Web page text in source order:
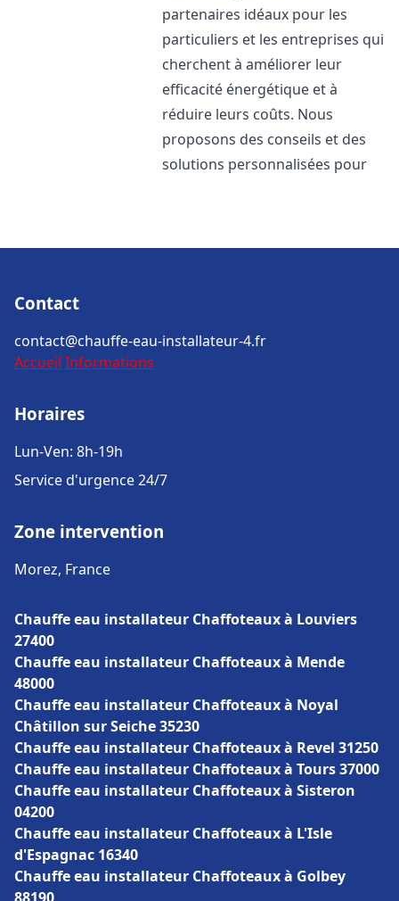
partenaires idéaux pour les
particuliers et les entreprises qui
cherchent à améliorer leur
efficacité énergétique et à
réduire leurs coûts. Nous
proposons des conseils et des
solutions personnalisées pour
Contact
contact@chauffe-eau-installateur-4.fr
Accueil Informations
Horaires
Lun-Ven: 8h-19h
Service d'urgence 24/7
Zone intervention
Morez, France
Chauffe eau installateur Chaffoteaux à Louviers
27400
Chauffe eau installateur Chaffoteaux à Mende
48000
Chauffe eau installateur Chaffoteaux à Noyal
Châtillon sur Seiche 35230
Chauffe eau installateur Chaffoteaux à Revel 31250
Chauffe eau installateur Chaffoteaux à Tours 37000
Chauffe eau installateur Chaffoteaux à Sisteron
04200
Chauffe eau installateur Chaffoteaux à L'Isle
d'Espagnac 16340
Chauffe eau installateur Chaffoteaux à Golbey